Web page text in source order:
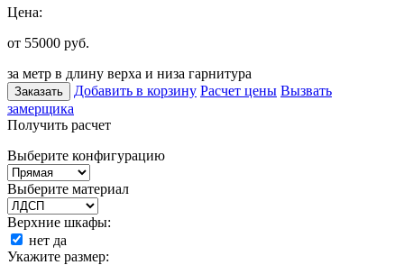
Цена:
от 55000 руб.
за метр в длину верха и низа гарнитура
Заказать Добавить в корзину Расчет цены Вызвать
замерщика
Получить расчет
Выберите конфигурацию
Выберите материал
Верхние шкафы:
нет да
Укажите размер: